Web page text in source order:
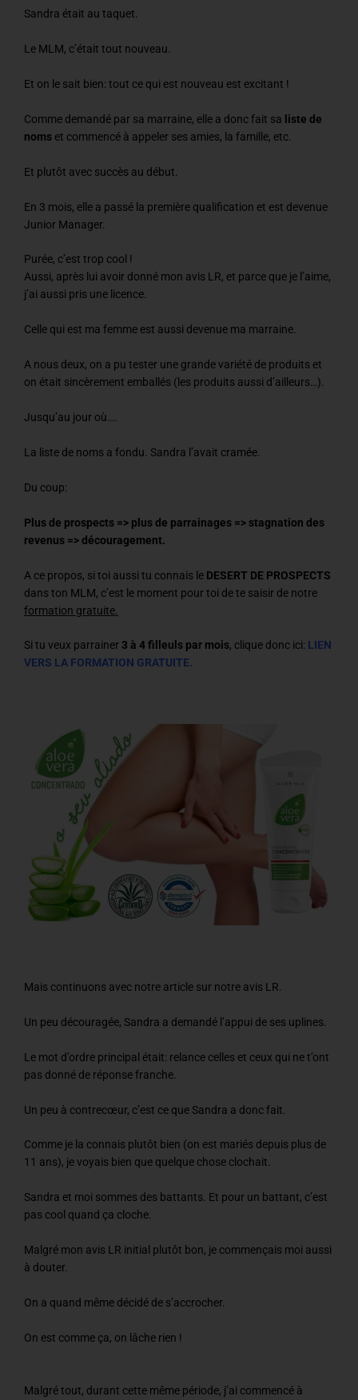
Sandra était au taquet.
Le MLM, c’était tout nouveau.
Et on le sait bien: tout ce qui est nouveau est excitant !
Comme demandé par sa marraine, elle a donc fait sa liste de
noms et commencé à appeler ses amies, la famille, etc.
Et plutôt avec succès au début.
En 3 mois, elle a passé la première qualification et est devenue
Junior Manager.
Purée, c’est trop cool !
Aussi, après lui avoir donné mon avis LR, et parce que je l’aime,
j’ai aussi pris une licence.
Celle qui est ma femme est aussi devenue ma marraine.
A nous deux, on a pu tester une grande variété de produits et
on était sincèrement emballés (les produits aussi d’ailleurs…).
Jusqu’au jour où….
La liste de noms a fondu. Sandra l’avait cramée.
Du coup:
Plus de prospects => plus de parrainages => stagnation des
revenus => découragement.
A ce propos, si toi aussi tu connais le DESERT DE PROSPECTS
dans ton MLM, c’est le moment pour toi de te saisir de notre
formation gratuite.
Si tu veux parrainer3 à 4 filleuls par mois, clique donc ici: LIEN
VERS LA FORMATION GRATUITE.
Mais continuons avec notre article sur notre avis LR.
Un peu découragée, Sandra a demandé l’appui de ses uplines.
Le mot d’ordre principal était: relance celles et ceux qui ne t’ont
pas donné de réponse franche.
Un peu à contrecœur, c’est ce que Sandra a donc fait.
Comme je la connais plutôt bien (on est mariés depuis plus de
11 ans), je voyais bien que quelque chose clochait.
Sandra et moi sommes des battants. Et pour un battant, c’est
pas cool quand ça cloche.
Malgré mon avis LR initial plutôt bon, je commençais moi aussi
à douter.
On a quand même décidé de s’accrocher.
On est comme ça, on lâche rien !
Malgré tout, durant cette même période, j’ai commencé à